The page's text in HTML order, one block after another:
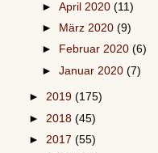
►April 2020(11)
►
März 2020(9)
►
Februar 2020(6)
►Januar 2020(7)
► 2019 (175)
► 2018 (45)
► 2017 (55)